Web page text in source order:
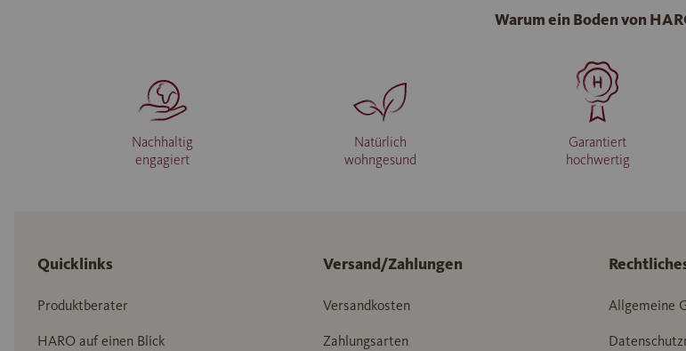
Warum ein Boden von
Nachhaltig
engagiert
Natürlich
wohngesund
Garantiert
hochwertig
Quicklinks
Produktberater
HARO auf einen Blick
Versand/Zahlungen
Versandkosten
Zahlungsarten
Allgemeine